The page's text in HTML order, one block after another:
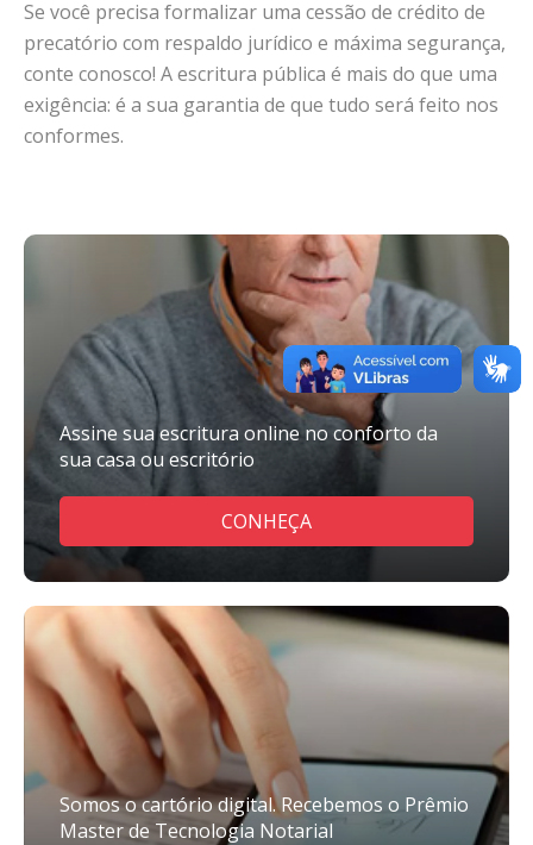
Se você precisa formalizar uma cessão de crédito de
precatório com respaldo jurídico e máxima segurança,
conte conosco! A escritura pública é mais do que uma
exigência: é a sua garantia de que tudo será feito nos
conformes.
Assine sua escritura online no conforto da
sua casa ou escritório
CONHEÇA
Somos o cartório digital. Recebemos o Prêmio
Master de Tecnologia Notarial